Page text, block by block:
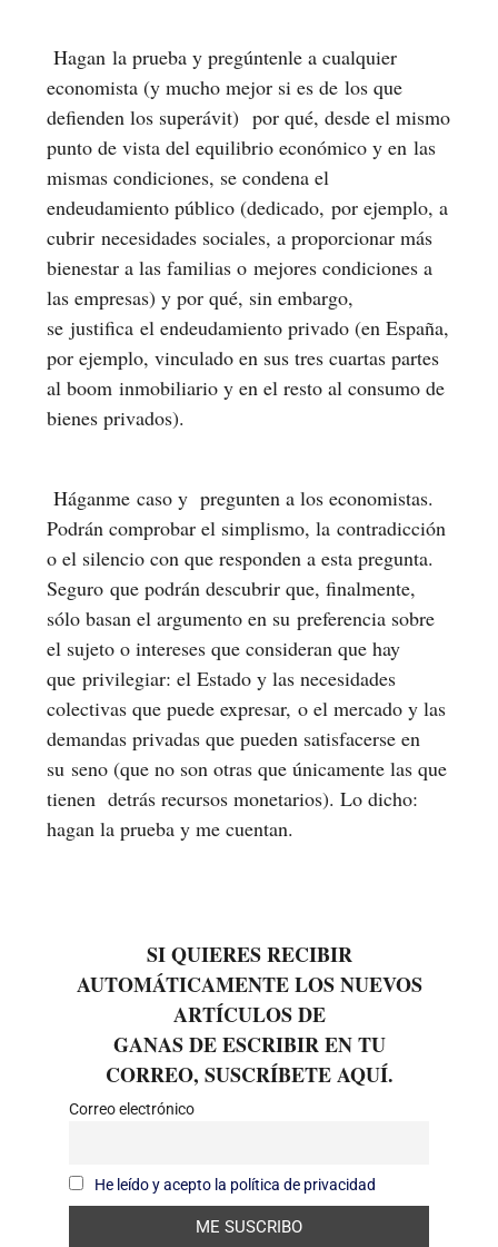
Hagan la prueba y pregúntenle a cualquier
economista (y mucho mejor si es de los que
defienden los superávit) por qué, desde el mismo
punto de vista del equilibrio económico y en las
mismas condiciones, se condena el
endeudamiento público (dedicado, por ejemplo, a
cubrir necesidades sociales, a proporcionar más
bienestar a las familias o mejores condiciones a
las empresas) y por qué, sin embargo,
se justifica el endeudamiento privado (en España,
por ejemplo, vinculado en sus tres cuartas partes
al boom inmobiliario y en el resto al consumo de
bienes privados).
Háganme caso y pregunten a los economistas.
Podrán comprobar el simplismo, la contradicción
o el silencio con que responden a esta pregunta.
Seguro que podrán descubrir que, finalmente,
sólo basan el argumento en su preferencia sobre
el sujeto o intereses que consideran que hay
que privilegiar: el Estado y las necesidades
colectivas que puede expresar, o el mercado y las
demandas privadas que pueden satisfacerse en
su seno (que no son otras que únicamente las que
tienen detrás recursos monetarios). Lo dicho:
hagan la prueba y me cuentan.
SI QUIERES RECIBIR
AUTOMÁTICAMENTE LOS NUEVOS
ARTÍCULOS DE
GANAS DE ESCRIBIR EN TU
CORREO, SUSCRÍBETE AQUÍ.
Correo electrónico
He leído y acepto la política de privacidad